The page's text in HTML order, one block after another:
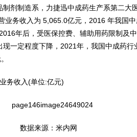
剂制造系，力捷迅中成药生产系第二大
业务收入为 5,065.0亿元，2016 年我国
年后，受医保控费、辅助用药限制及
一定程度下降，2021年，我国中成药行
务收入(单位:亿元)
数据来源：米内网